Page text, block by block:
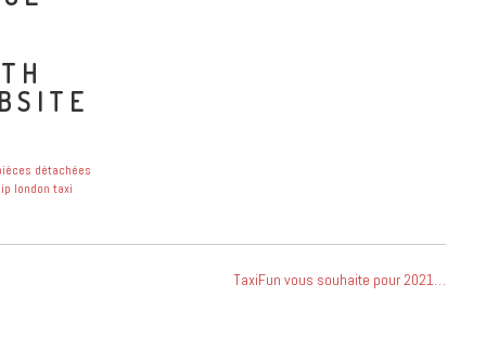
détachées
london taxi
TaxiFun vous souhaite pour 2021…